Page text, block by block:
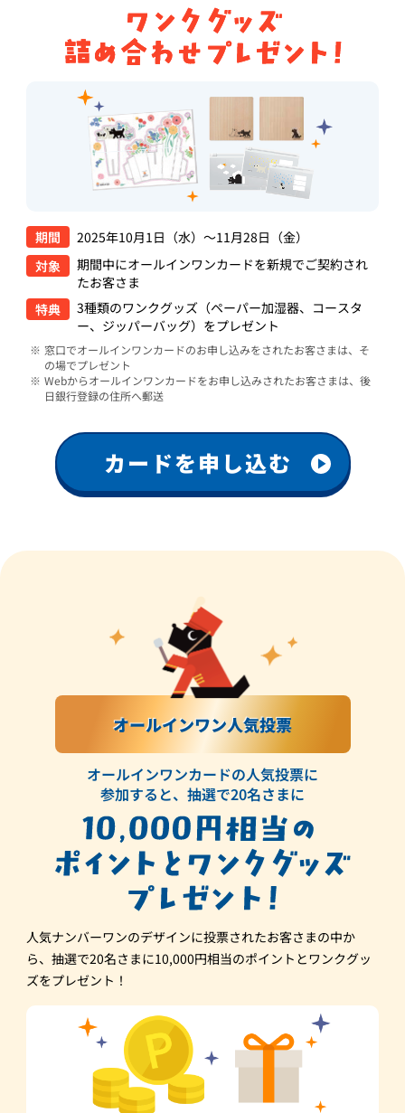
期間
2025年10月1日（水）～11月28日（金）
対象
期間中にオールインワンカードを新規でご契約され
たお客さま
特典
3種類のワンクグッズ（ペーパー加湿器、コースタ
ー、ジッパーバッグ）をプレゼント
窓口でオールインワンカードのお申し込みをされたお客さまは、そ
の場でプレゼント
Webからオールインワンカードをお申し込みされたお客さまは、後
日銀行登録の住所へ郵送
カードを申し込む
オールインワン人気投票
オールインワンカードの人気投票に
参加すると、 抽選で20名さまに
人気ナンバーワンのデザインに投票されたお客さまの中か
ら、 抽選で20名さまに10,000円相当のポイントとワンクグッ
ズをプレゼント！